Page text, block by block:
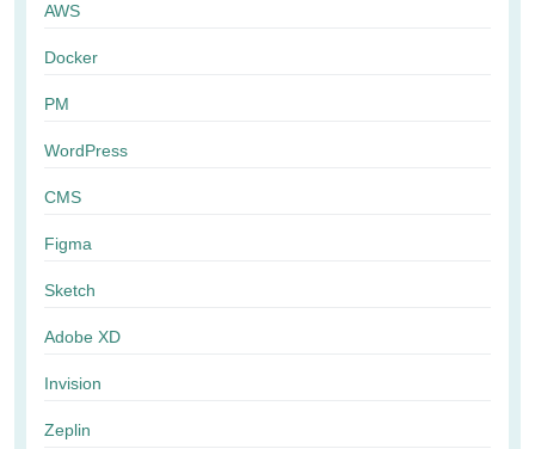
AWS
Docker
PM
WordPress
CMS
Figma
Sketch
Adobe XD
Invision
Zeplin